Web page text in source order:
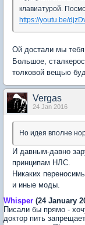
клавиатурой.
https://youtu.be/
Ой достали мы
Большое,
толковой вещью
Vergas
24 Jan 2016
Но идея вполне
И давным-давно
принципам НЛС.
Никаких
и иные моды.
Whisper (24 January
Писали бы прямо -
доктор пить